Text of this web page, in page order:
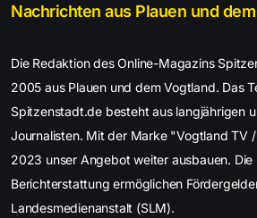
Nachrichten aus Plauen und
Die Redaktion des Online-Magazins
2005 aus Plauen und dem Vogtland. Das
Spitzenstadt.de besteht aus langjährigen
Journalisten. Mit der Marke "Vogtland TV
2023 unser Angebot weiter ausbauen. Die
Berichterstattung ermöglichen
Landesmedienanstalt (SLM).